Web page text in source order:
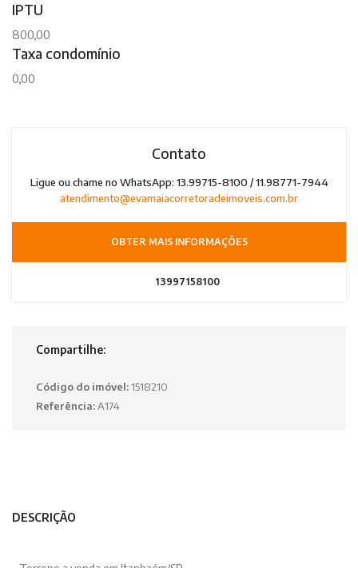
IPTU
800,00
Taxa condomínio
0,00
Contato
Ligue ou chame no WhatsApp: 13.99715-8100 / 11.98771-7944
atendimento@evamaiacorretoradeimoveis.com.br
OBTER MAIS INFORMAÇÕES
13997158100
Compartilhe:
Código do imóvel:1518210
Referência:A174
DESCRIÇÃO